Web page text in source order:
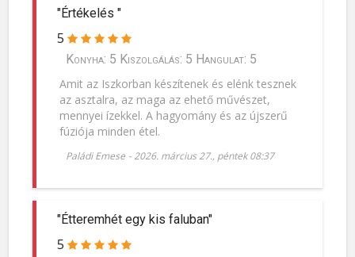
"Értékelés "
5
Konyha: 5 Kiszolgálás: 5 Hangulat: 5
Amit az Iszkorban készítenek és elénk tesznek
az asztalra, az maga az ehető művészet,
mennyei ízekkel. A hagyomány és az újszerű
fúziója minden étel.
Paládi Emese -2026. március 27., péntek 08:37
"Étteremhét egy kis faluban"
5